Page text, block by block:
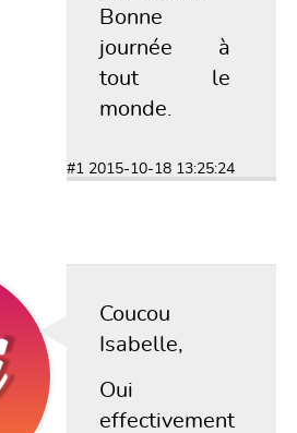
Bonne
journée à
tout le
monde.
#1 2015-10-18 13:25:24
Coucou
Isabelle,
Oui
effectivement